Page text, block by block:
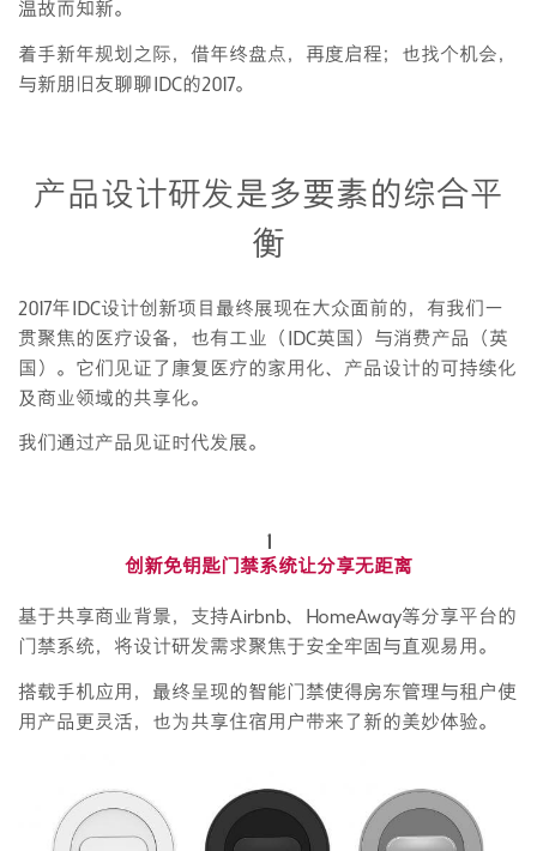
温故而知新。
着手新年规划之际，借年终盘点，再度启程；也找个机会，
与新朋旧友聊聊IDC的2017。
产品设计研发是多要素的综合平
衡
2017年IDC设计创新项目最终展现在大众面前的，有我们一
贯聚焦的医疗设备，也有工业（IDC英国）与消费产品（英
国）。它们见证了康复医疗的家用化、产品设计的可持续化
及商业领域的共享化。
我们通过产品见证时代发展。
创新免钥匙门禁系统让分享无距离
基于共享商业背景，支持Airbnb、HomeAway等分享平台的
门禁系统，将设计研发需求聚焦于安全牢固与直观易用。
搭载手机应用，最终呈现的智能门禁使得房东管理与租户使
用产品更灵活，也为共享住宿用户带来了新的美妙体验。